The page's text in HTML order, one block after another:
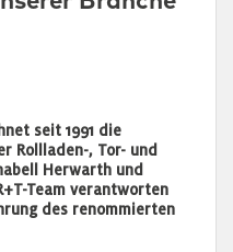
seit 1991 die
Rollladen-, Tor- und
Herwarth und
Team verantworten
des renommierten